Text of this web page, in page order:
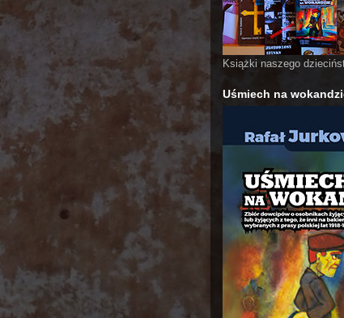
Książki naszego
Uśmiech na